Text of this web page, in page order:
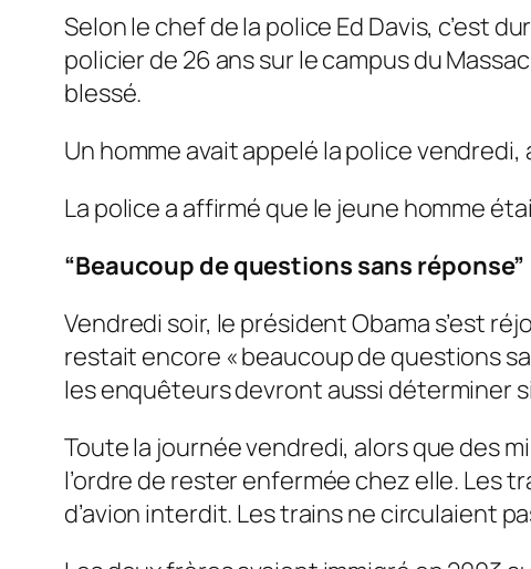
Selon le chef de la police Ed Davis, c’est
policier de 26 ans sur le campus du
blessé.
Un homme avait appelé la police
La police a affirmé que le jeune homme
“Beaucoup de questions sans réponse”
Vendredi soir, le président Obama s’est
restait encore « beaucoup de questions
les enquêteurs devront aussi déterminer
Toute la journée vendredi, alors que des
l’ordre de rester enfermée chez elle. Les
d’avion interdit. Les trains ne circulaient